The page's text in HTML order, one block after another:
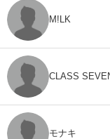
M!LK
CLASS
モナキ